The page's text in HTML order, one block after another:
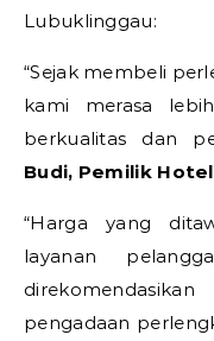
Lubuklinggau:
“Sejak membeli
kami merasa
berkualitas dan
Budi, Pemilik
“Harga yang
layanan
pengadaan